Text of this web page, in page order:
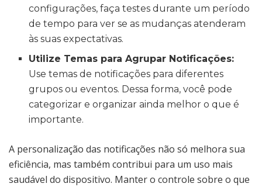
configurações, faça testes durante um período
de tempo para ver se as mudanças atenderam
às suas expectativas.
Utilize Temas para Agrupar Notificações:
Use temas de notificações para diferentes
grupos ou eventos. Dessa forma, você pode
categorizar e organizar ainda melhor o que é
importante.
A personalização das notificações não só melhora sua
eficiência, mas também contribui para um uso mais
saudável do dispositivo. Manter o controle sobre o que